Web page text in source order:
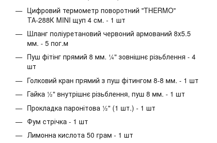
Цифровий термометр поворотний "THERMO"
ТА-288К MINI щуп 4 см. - 1 шт
Шланг поліуретановий червоний армований 8х5.5
мм. - 5 пог.м
Пуш фітінг прямий 8 мм. ¼" зовнішнє різьблення - 4
шт
Голковий кран прямий з пуш фітингом 8-8 мм. - 1 шт
Гайка ½" внутрішнє різьблення, пуш 8 мм. - 1 шт
Прокладка паронітова ½" (1 шт.) - 1 шт
Фум стрічка - 1 шт
Лимонна кислота 50 грам - 1 шт